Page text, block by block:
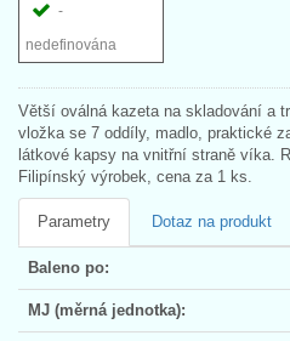
-
nedefinována
Větší oválná kazeta na skladování a
vložka se 7 oddíly, madlo, praktické
látkové kapsy na vnitřní straně víka.
Filipínský výrobek, cena za 1 ks.
Parametry Dotaz na produkt
Baleno po:
MJ (měrná jednotka):